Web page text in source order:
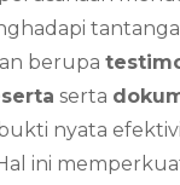
berupa
serta
nyata
ini